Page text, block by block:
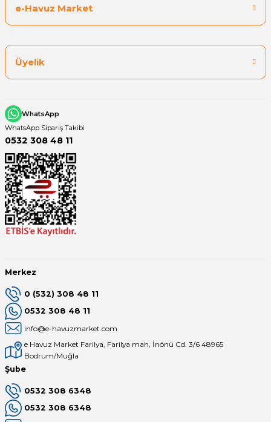
Jakuzi Sauna
Kartuş Filtreler
Olimpik Havuz
Yangın Pompası
e-Havuz Market
Üyelik
WhatsApp
WhatsApp Sipariş Takibi
0532 308 48 11
Merkez
0 (532) 308 48 11
0532 308 48 11
info@e-havuzmarket.com
e Havuz Market Farilya, Farilya mah, İnönü Cd. 3/6 48965
Bodrum/Muğla
Şube
0532 308 6348
0532 308 6348